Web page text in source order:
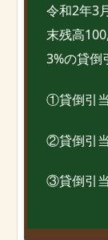
令和2年3
末残高
3%の貸倒
①貸倒引
②貸倒引
③貸倒引